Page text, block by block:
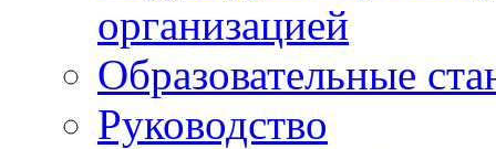
организацией
Образовательные
Руководство